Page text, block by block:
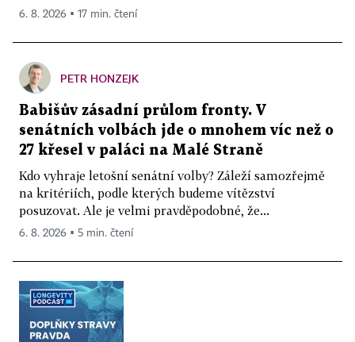
6. 8. 2026 ▪ 17 min. čtení
PETR HONZEJK
Babišův zásadní průlom fronty. V
senátních volbách jde o mnohem víc než o
27 křesel v paláci na Malé Straně
Kdo vyhraje letošní senátní volby? Záleží samozřejmě
na kritériích, podle kterých budeme vítězství
posuzovat. Ale je velmi pravděpodobné, že...
6. 8. 2026 ▪ 5 min. čtení